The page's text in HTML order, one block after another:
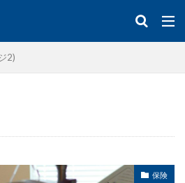
2)
保険